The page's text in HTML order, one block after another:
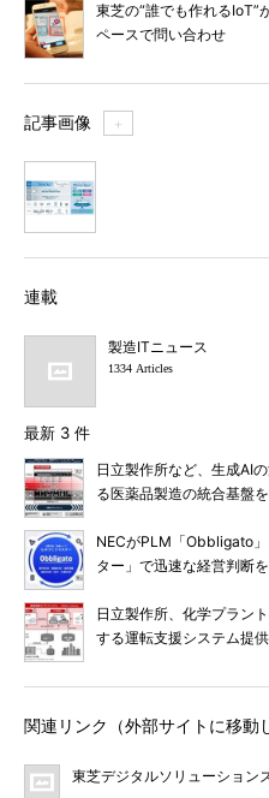
東芝の“誰でも作れるIoT”
ペースで問い合わせ
記事画像 ＋
連載
製造ITニュース
1334 Articles
最新 3 件
日立製作所など、生成AI
る医薬品製造の統合基盤
NECがPLM「Obbligato
ター」で迅速な経営判断
日立製作所、化学プラン
する運転支援システム提供
関連リンク（外部サイトに移動
東芝デジタルソリューション